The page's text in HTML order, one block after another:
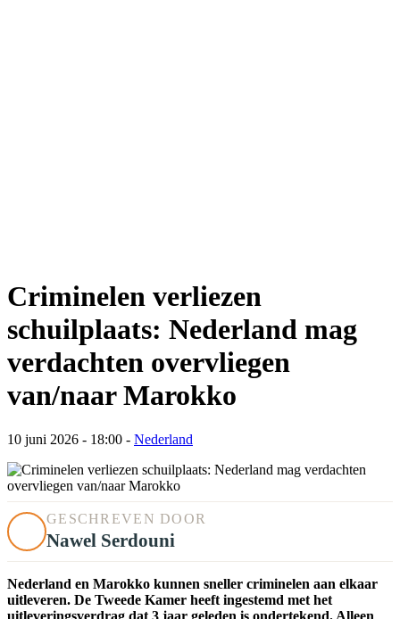
Criminelen verliezen
schuilplaats: Nederland mag
verdachten overvliegen
van/naar Marokko
10 juni 2026 - 18:00 - Nederland
GESCHREVEN DOOR
Nawel Serdouni
Nederland en Marokko kunnen sneller criminelen aan elkaar
uitleveren. De Tweede Kamer heeft ingestemd met het
uitleveringsverdrag dat 3 jaar geleden is ondertekend. Alleen